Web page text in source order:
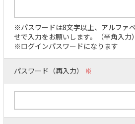
※パスワードは8文字以上、アルファ
せで入力をお願いします。（半角入力）
※ログインパスワードになります
パスワード（再入力） ※